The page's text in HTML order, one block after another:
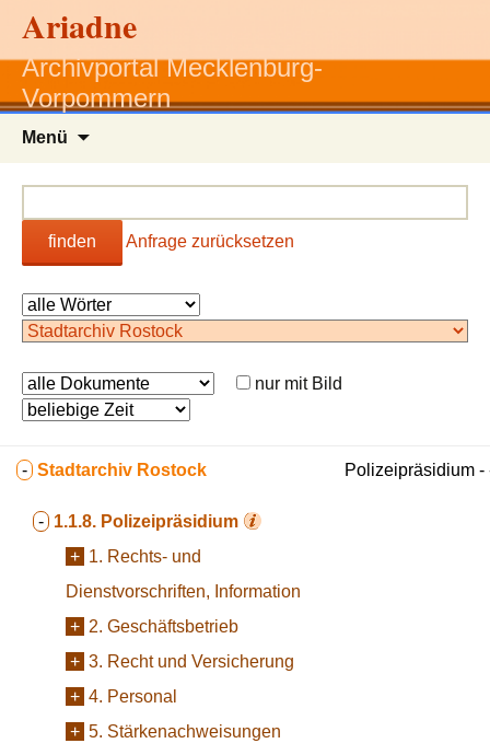
Ariadne
Archivportal Mecklenburg-
Vorpommern
Menü
finden Anfrage zurücksetzen
nur mit Bild
- Stadtarchiv Rostock
- 1.1.8. Polizeipräsidium
+ 1. Rechts- und
Dienstvorschriften, Information
+ 2. Geschäftsbetrieb
+ 3. Recht und Versicherung
+ 4. Personal
+ 5. Stärkenachweisungen
Polizeipräsidium -